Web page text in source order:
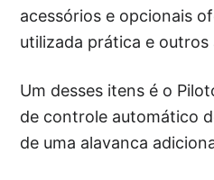
acessórios e opcionais
utilizada prática e
Um desses itens é o
de controle automático
de uma alavanca